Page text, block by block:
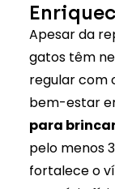
Apesar da
gatos têm
regular com
bem-estar
para
pelo menos
fortalece o